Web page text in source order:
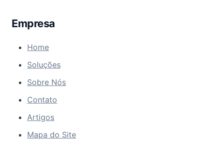
Empresa
Home
Soluções
Sobre Nós
Contato
Artigos
Mapa do Site